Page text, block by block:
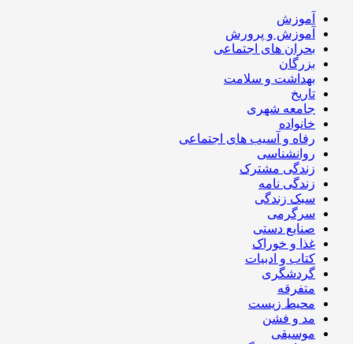
آموزش
آموزش و پرورش
بحران های اجتماعی
بزرگان
بهداشت و سلامت
تاریخ
جامعه شهری
خانواده
رفاه و آسیب های اجتماعی
روانشناسی
زندگی مشترک
زندگی نامه
سبک زندگی
سرگرمی
صنایع دستی
غذا و خوراک
کتاب و ادبیات
گردشگری
متفرقه
محیط زیست
مد و فشن
موسیقی